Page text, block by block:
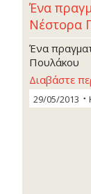
Ένα
Νέστορα
Ένα
Πουλάκου
Διαβάστε
29/05/2013